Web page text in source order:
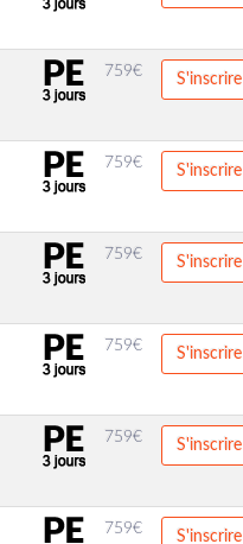
759€ S'inscrire
759€ S'inscrire
759€ S'inscrire
759€ S'inscrire
759€ S'inscrire
759€ S'inscrire